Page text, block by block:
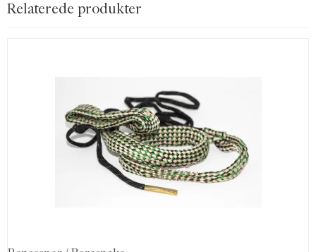
Relaterede produkter